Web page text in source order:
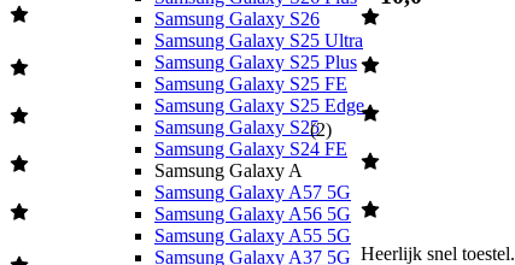
Samsung Galaxy S26
Samsung Galaxy S25 Ultra
Samsung Galaxy S25 Plus
Samsung Galaxy S25 FE
Samsung Galaxy S25 Edge
Samsung Galaxy S25
Samsung Galaxy S24 FE
Samsung Galaxy A
Samsung Galaxy A57 5G
Samsung Galaxy A56 5G
Samsung Galaxy A55 5G
Samsung Galaxy A37 5G
(2)
Heerlijk snel